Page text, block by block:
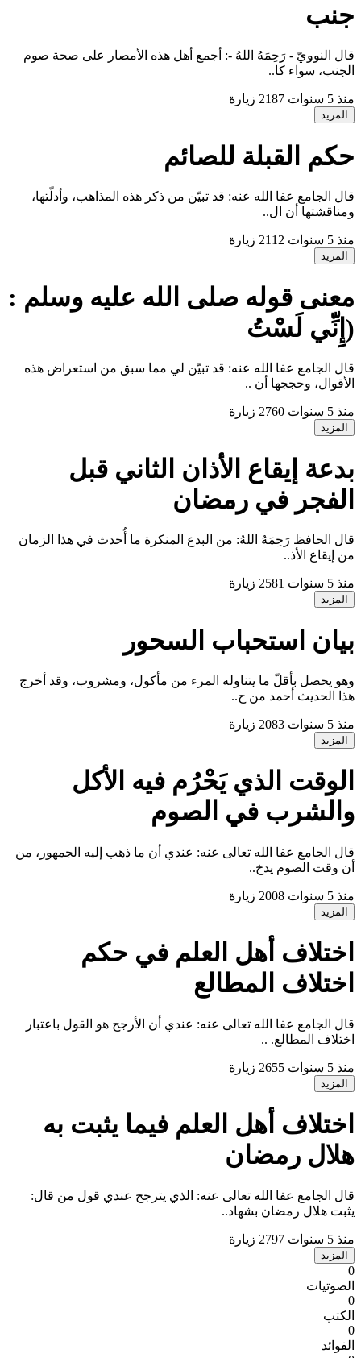
جنب
قال النوويّ - رَحِمَهُ اللهُ -: أجمع أهل هذه الأمصار على صحة صوم
الجنب، سواء كا..
منذ 5 سنوات 2187 زيارة
المزيد
حكم القبلة للصائم
قال الجامع عفا الله عنه: قد تبيّن من ذكر هذه المذاهب، وأدلّتها،
ومناقشتها أن ال..
منذ 5 سنوات 2112 زيارة
المزيد
معنى قوله صلى الله عليه وسلم :
(إِنِّي لَسْتُ
قال الجامع عفا الله عنه: قد تبيّن لي مما سبق من استعراض هذه
الأقوال، وحججها أن ..
منذ 5 سنوات 2760 زيارة
المزيد
بدعة إيقاع الأذان الثاني قبل
الفجر في رمضان
قال الحافظ رَحِمَهُ اللهُ: من البدع المنكرة ما أُحدث في هذا الزمان
من إيقاع الأذ..
منذ 5 سنوات 2581 زيارة
المزيد
بيان استحباب السحور
وهو يحصل بأقلّ ما يتناوله المرء من مأكول، ومشروب، وقد أخرج
هذا الحديث أحمد من ح..
منذ 5 سنوات 2083 زيارة
المزيد
الوقت الذي يَحْرُم فيه الأكل
والشرب في الصوم
قال الجامع عفا الله تعالى عنه: عندي أن ما ذهب إليه الجمهور، من
أن وقت الصوم يدخ..
منذ 5 سنوات 2008 زيارة
المزيد
اختلاف أهل العلم في حكم
اختلاف المطالع
قال الجامع عفا الله تعالى عنه: عندي أن الأرجح هو القول باعتبار
اختلاف المطالع. ..
منذ 5 سنوات 2655 زيارة
المزيد
اختلاف أهل العلم فيما يثبت به
هلال رمضان
قال الجامع عفا الله تعالى عنه: الذي يترجح عندي قول من قال:
يثبت هلال رمضان بشهاد..
منذ 5 سنوات 2797 زيارة
المزيد
الصوتيات
الكتب
الفوائد